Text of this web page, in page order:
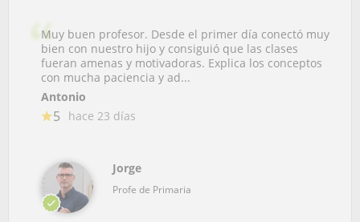
Muy buen profesor. Desde el primer día conectó muy
bien con nuestro hijo y consiguió que las clases
fueran amenas y motivadoras. Explica los conceptos
con mucha paciencia y ad...
Antonio
5 hace 23 días
Jorge
Profe de Primaria